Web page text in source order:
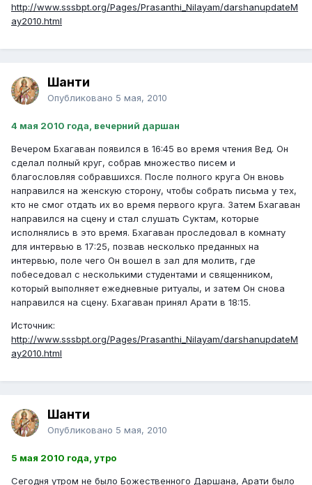
http://www.sssbpt.org/Pages/Prasanthi_Nilayam/darshanupdateM
ay2010.html
Шанти
Опубликовано 5 мая, 2010
4 мая 2010 года, вечерний даршан
Вечером Бхагаван появился в 16:45 во время чтения Вед. Он
сделал полный круг, собрав множество писем и
благословляя собравшихся. После полного круга Он вновь
направился на женскую сторону, чтобы собрать письма у тех,
кто не смог отдать их во время первого круга. Затем Бхагаван
направился на сцену и стал слушать Суктам, которые
исполнялись в это время. Бхагаван проследовал в комнату
для интервью в 17:25, позвав несколько преданных на
интервью, поле чего Он вошел в зал для молитв, где
побеседовал с несколькими студентами и священником,
который выполняет ежедневные ритуалы, и затем Он снова
направился на сцену. Бхагаван принял Арати в 18:15.
Источник:
http://www.sssbpt.org/Pages/Prasanthi_Nilayam/darshanupdateM
ay2010.html
Шанти
Опубликовано 5 мая, 2010
5 мая 2010 года, утро
Сегодня утром не было Божественного Даршана, Арати было